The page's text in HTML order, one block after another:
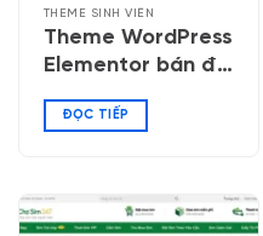
THEME SINH VIÊN
Theme WordPress
Elementor bán đồ
ĐỌC TIẾP